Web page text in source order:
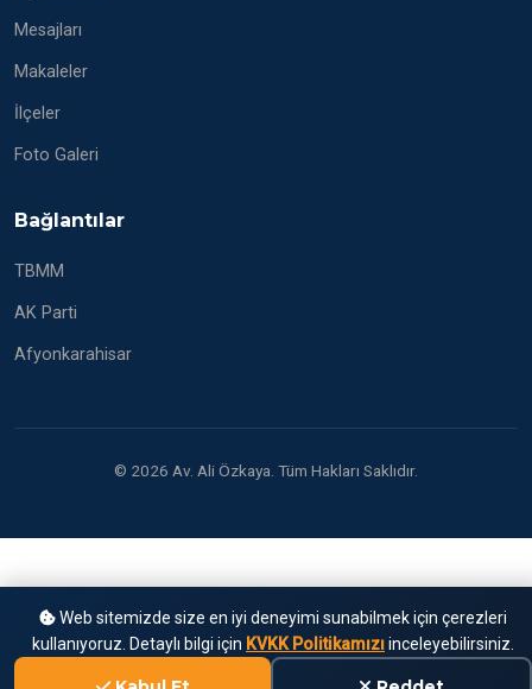
Mesajları
Makaleler
İlçeler
Foto Galeri
Bağlantılar
TBMM
AK Parti
Afyonkarahisar
© 2026 Av. Ali Özkaya. Tüm Hakları Saklıdır.
Web sitemizde size en iyi deneyimi sunabilmek için çerezleri
kullanıyoruz. Detaylı bilgi için KVKK Politikamızıinceleyebilirsiniz.